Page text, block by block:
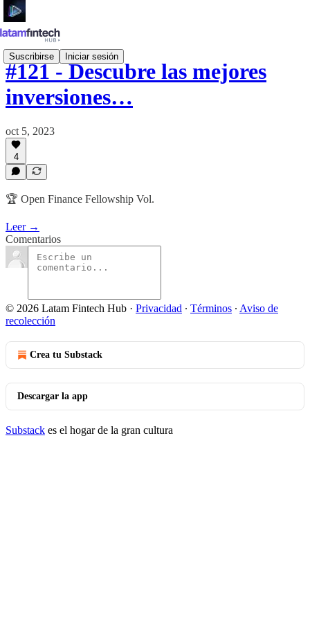
Suscribirse Iniciar sesión
#121 - Descubre las mejores
inversiones…
oct 5, 2023
4
🏆 Open Finance Fellowship Vol.
Leer →
Comentarios
© 2026 Latam Fintech Hub · Privacidad ∙ Términos ∙ Aviso de
recolección
Crea tu Substack
Descargar la app
Substack es el hogar de la gran cultura